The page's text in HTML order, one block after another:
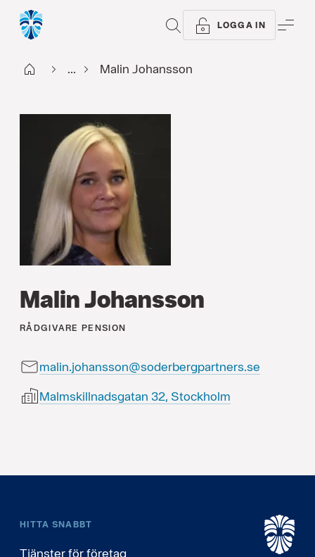
SÖK LOGGA IN
Start ... Malin Johansson
Malin Johansson
RÅDGIVARE PENSION
malin.johansson@soderbergpartners.se
Malmskillnadsgatan 32, Stockholm
HITTA SNABBT
Tjänster för företag